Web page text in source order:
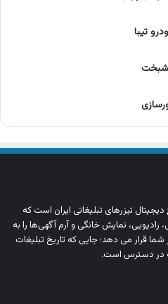
تیبا
تیزرهای تبلیغاتی ایران است که
رادیویی، نمایش خانگی و آرم‌ آگهی‌ها را به‌
قرار می‌ دهد؛ جایی که تاریخ تبلیغات
در دسترس است.